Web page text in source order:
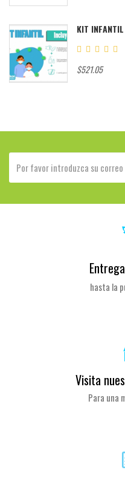
KIT INFANTIL
$521.05
hasta la
Visita
Para una